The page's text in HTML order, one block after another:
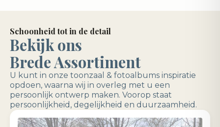
Schoonheid tot in de detail
Bekijk ons
Brede Assortiment
U kunt in onze toonzaal & fotoalbums inspiratie
opdoen, waarna wij in overleg met u een
persoonlijk ontwerp maken. Voorop staat
persoonlijkheid, degelijkheid en duurzaamheid.